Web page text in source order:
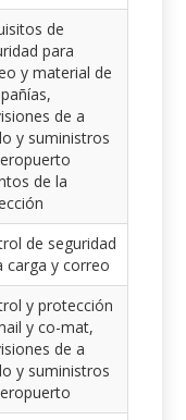
de
para
y material de
de a
y suministros
de la
de seguridad
carga y correo
y protección
y co-mat,
de a
y suministros